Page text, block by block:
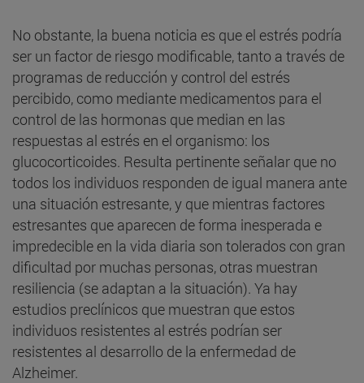
No obstante, la buena noticia es que el estrés podría
ser un factor de riesgo modificable, tanto a través de
programas de reducción y control del estrés
percibido, como mediante medicamentos para el
control de las hormonas que median en las
respuestas al estrés en el organismo: los
glucocorticoides. Resulta pertinente señalar que no
todos los individuos responden de igual manera ante
una situación estresante, y que mientras factores
estresantes que aparecen de forma inesperada e
impredecible en la vida diaria son tolerados con gran
dificultad por muchas personas, otras muestran
resiliencia (se adaptan a la situación). Ya hay
estudios preclínicos que muestran que estos
individuos resistentes al estrés podrían ser
resistentes al desarrollo de la enfermedad de
Alzheimer.